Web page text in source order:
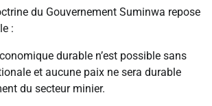
du Gouvernement Suminwa repose
:
durable n’est possible sans
et aucune paix ne sera durable
du secteur minier.